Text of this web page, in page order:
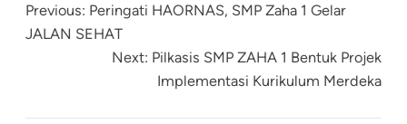
Previous: Peringati HAORNAS, SMP Zaha 1 Gelar
JALAN SEHAT
Next: Pilkasis SMP ZAHA 1 Bentuk Projek
Implementasi Kurikulum Merdeka